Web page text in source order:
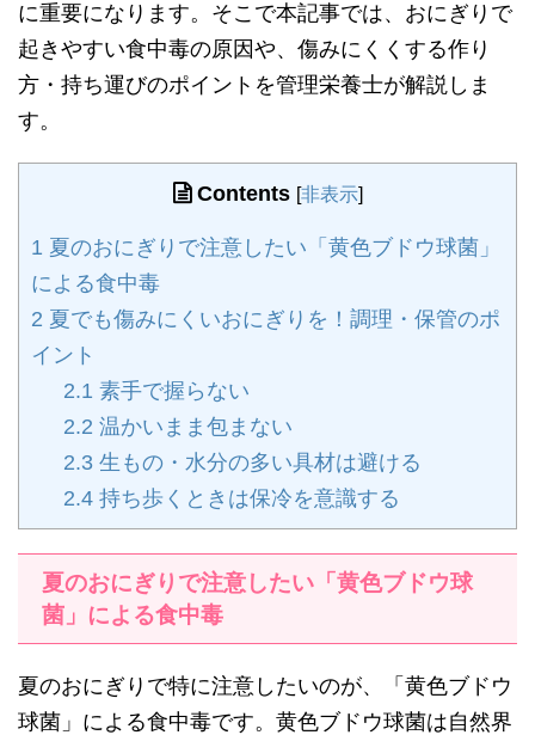
に重要になります。そこで本記事では、おにぎりで
起きやすい食中毒の原因や、傷みにくくする作り
方・持ち運びのポイントを管理栄養士が解説しま
す。
Contents [非表示]
1 夏のおにぎりで注意したい「黄色ブドウ球菌」
による食中毒
2 夏でも傷みにくいおにぎりを！調理・保管のポ
イント
2.1 素手で握らない
2.2 温かいまま包まない
2.3 生もの・水分の多い具材は避ける
2.4 持ち歩くときは保冷を意識する
夏のおにぎりで注意したい「黄色ブドウ球
菌」による食中毒
夏のおにぎりで特に注意したいのが、「黄色ブドウ
球菌」による食中毒です。黄色ブドウ球菌は自然界